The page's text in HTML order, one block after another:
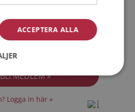
Medlemsvillkoren
Personuppgiftspolicyn
Logga in här »
ACCEPTERA ALLA